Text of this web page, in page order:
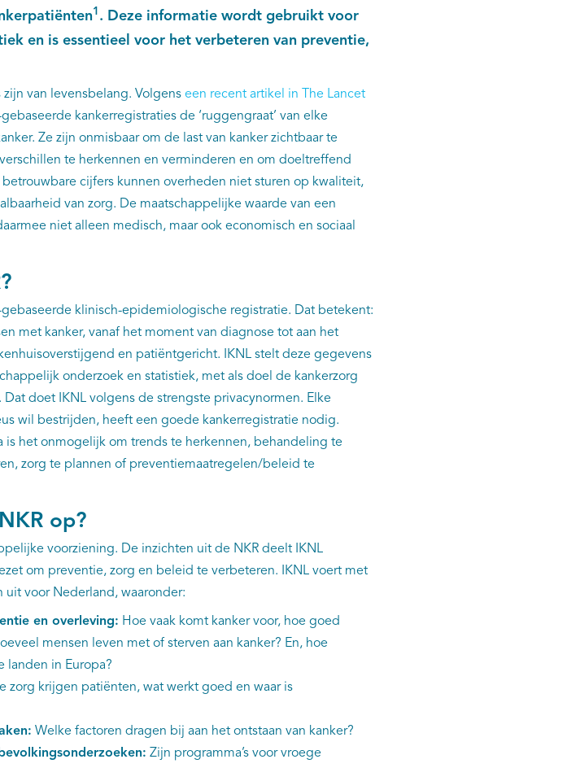
1 . Deze informatie wordt gebruikt voor
en is essentieel voor het verbeteren van preventie,
van levensbelang. Volgens een recent artikel in The Lancet
kankerregistraties de ‘ruggengraat’ van elke
Ze zijn onmisbaar om de last van kanker zichtbaar te
te herkennen en verminderen en om doeltreffend
cijfers kunnen overheden niet sturen op kwaliteit,
van zorg. De maatschappelijke waarde van een
niet alleen medisch, maar ook economisch en sociaal
klinisch-epidemiologische registratie. Dat betekent:
met kanker, vanaf het moment van diagnose tot aan het
en patiëntgericht. IKNL stelt deze gegevens
onderzoek en statistiek, met als doel de kankerzorg
doet IKNL volgens de strengste privacynormen. Elke
wil bestrijden, heeft een goede kankerregistratie nodig.
is het onmogelijk om trends te herkennen, behandeling te
zorg te plannen of preventiemaatregelen/beleid te
op?
voorziening. De inzichten uit de NKR deelt IKNL
om preventie, zorg en beleid te verbeteren. IKNL voert met
uit voor Nederland, waaronder:
en overleving: Hoe vaak komt kanker voor, hoe goed
mensen leven met of sterven aan kanker? En, hoe
landen in Europa?
zorg krijgen patiënten, wat werkt goed en waar is
Welke factoren dragen bij aan het ontstaan van kanker?
Zijn programma’s voor vroege